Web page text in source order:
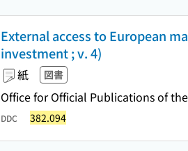
External access to European
investment ; v. 4)
紙 図書
Office for Official Publications of
DDC 382.094